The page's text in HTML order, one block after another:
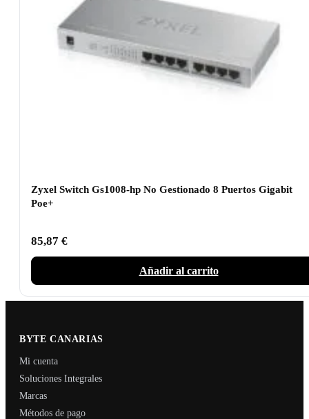
Zyxel Switch Gs1008-hp No Gestionado 8 Puertos Gigabit
Poe+
85,87 €
Añadir al carrito
BYTE CANARIAS
Mi cuenta
Soluciones Integrales
Marcas
Métodos de pago